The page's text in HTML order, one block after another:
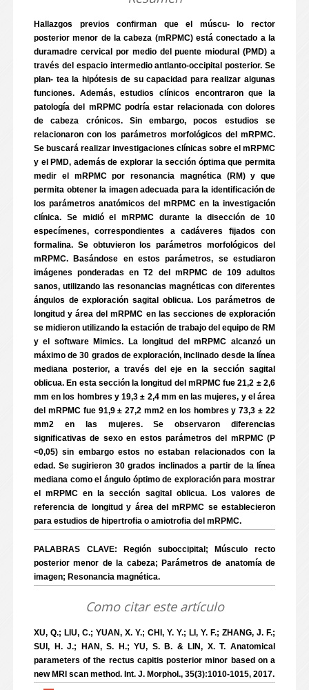
Hallazgos previos confirman que el múscu- lo rector
posterior menor de la cabeza (mRPMC) está conectado a la
duramadre cervical por medio del puente miodural (PMD) a
través del espacio intermedio antlanto-occipital posterior. Se
plan- tea la hipótesis de su capacidad para realizar algunas
funciones. Además, estudios clínicos encontraron que la
patología del mRPMC podría estar relacionada con dolores
de cabeza crónicos. Sin embargo, pocos estudios se
relacionaron con los parámetros morfológicos del mRPMC.
Se buscará realizar investigaciones clínicas sobre el mRPMC
y el PMD, además de explorar la sección óptima que permita
medir el mRPMC por resonancia magnética (RM) y que
permita obtener la imagen adecuada para la identificación de
los parámetros anatómicos del mRPMC en la investigación
clínica. Se midió el mRPMC durante la disección de 10
especímenes, correspondientes a cadáveres fijados con
formalina. Se obtuvieron los parámetros morfológicos del
mRPMC. Basándose en estos parámetros, se estudiaron
imágenes ponderadas en T2 del mRPMC de 109 adultos
sanos, utilizando las resonancias magnéticas con diferentes
ángulos de exploración sagital oblicua. Los parámetros de
longitud y área del mRPMC en las secciones de exploración
se midieron utilizando la estación de trabajo del equipo de RM
y el software Mimics. La longitud del mRPMC alcanzó un
máximo de 30 grados de exploración, inclinado desde la línea
mediana posterior, a través del eje en la sección sagital
oblicua. En esta sección la longitud del mRPMC fue 21,2 ± 2,6
mm en los hombres y 19,3 ± 2,4 mm en las mujeres, y el área
del mRPMC fue 91,9 ± 27,2 mm2 en los hombres y 73,3 ± 22
mm2 en las mujeres. Se observaron diferencias
significativas de sexo en estos parámetros del mRPMC (P
<0,05) sin embargo estos no estaban relacionados con la
edad. Se sugirieron 30 grados inclinados a partir de la línea
mediana como el ángulo óptimo de exploración para mostrar
el mRPMC en la sección sagital oblicua. Los valores de
referencia de longitud y área del mRPMC se establecieron
para estudios de hipertrofia o amiotrofia del mRPMC.
PALABRAS CLAVE: Región suboccipital; Músculo recto
posterior menor de la cabeza; Parámetros de anatomía de
imagen; Resonancia magnética.
Como citar este artículo
XU, Q.; LIU, C.; YUAN, X. Y.; CHI, Y. Y.; LI, Y. F.; ZHANG, J. F.;
SUI, H. J.; HAN, S. H.; YU, S. B. & LIN, X. T. Anatomical
parameters of the rectus capitis posterior minor based on a
new MRI scan method. Int. J. Morphol., 35(3):1010-1015, 2017.